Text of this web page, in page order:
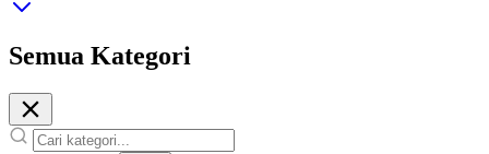
Semua Kategori